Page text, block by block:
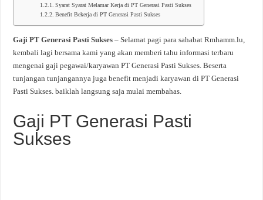
Syarat Syarat Melamar Kerja di PT Generasi Pasti Sukses
Benefit Bekerja di PT Generasi Pasti Sukses
Gaji PT Generasi Pasti Sukses – Selamat pagi para sahabat Rmhamm.lu,
kembali lagi bersama kami yang akan memberi tahu informasi terbaru
mengenai gaji pegawai/karyawan PT Generasi Pasti Sukses. Beserta
tunjangan tunjangannya juga benefit menjadi karyawan di PT Generasi
Pasti Sukses. baiklah langsung saja mulai membahas.
Gaji PT Generasi Pasti
Sukses